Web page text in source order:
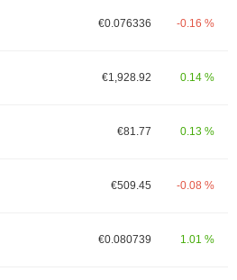
€0.076336 -0.16 %
€1,928.92 0.14 %
€81.77 0.13 %
€509.45 -0.08 %
€0.080739 1.01 %